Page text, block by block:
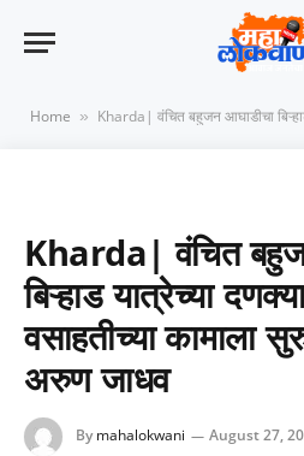
Home » Kharda| वंचित बहुजन आघाडीचा बिऱ्हाड यात्रेच्या दणक्याने;
Kharda| वंचित
बिऱ्हाड यात्रेच्या
वसाहतीच्या कामाला
अरुण जाधव
By mahalokwani August 27,